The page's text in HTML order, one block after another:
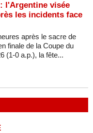
l'Argentine visée
les incidents face
après le sacre de
finale de la Coupe du
(1-0 a.p.), la fête...